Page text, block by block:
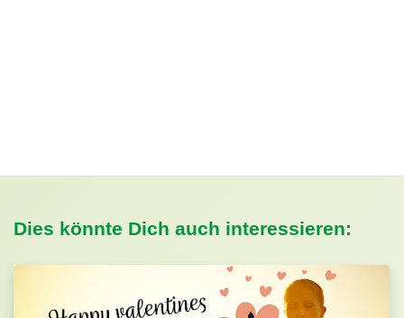
Dies könnte Dich auch interessieren: